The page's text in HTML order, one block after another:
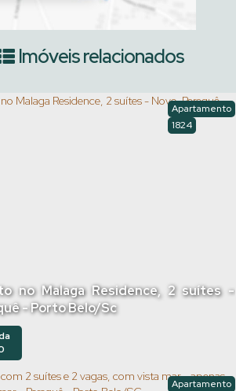
Imóveis relacionados
no Malaga Residence, 2 suítes -
- Porto Belo/Sc
1824
Apartamento
Apartamento